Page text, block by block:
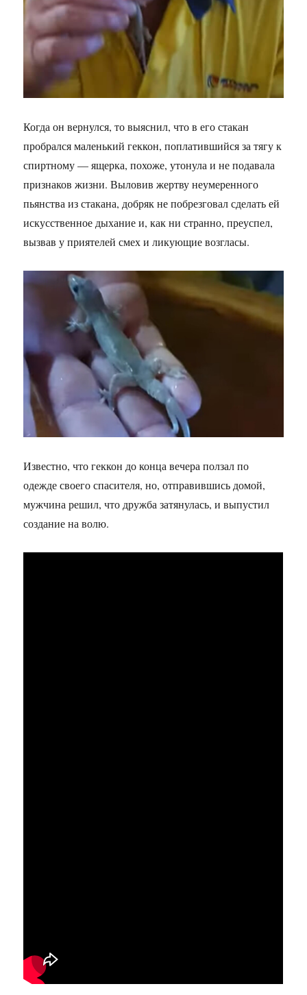
Когда он вернулся, то выяснил, что в его стакан
пробрался маленький геккон, поплатившийся за тягу к
спиртному — ящерка, похоже, утонула и не подавала
признаков жизни. Выловив жертву неумеренного
пьянства из стакана, добряк не побрезговал сделать ей
искусственное дыхание и, как ни странно, преуспел,
вызвав у приятелей смех и ликующие возгласы.
Известно, что геккон до конца вечера ползал по
одежде своего спасителя, но, отправившись домой,
мужчина решил, что дружба затянулась, и выпустил
создание на волю.